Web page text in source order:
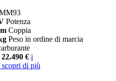
Potenza
Coppia
Peso in ordine di marcia
€ i
scopri di più